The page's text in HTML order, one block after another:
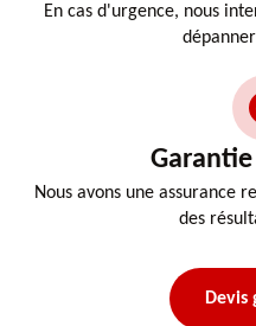
En cas d'urgence, nous
Nous avons une assurance
des
Devis